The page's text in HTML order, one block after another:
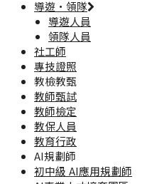
導遊·領隊
導遊人員
領隊人員
社工師
專技證照
教檢教甄
教師甄試
教師檢定
教保人員
教育行政
AI規劃師
初中級 AI應用規劃師